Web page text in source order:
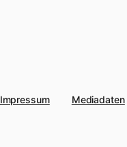
Impressum Mediadaten